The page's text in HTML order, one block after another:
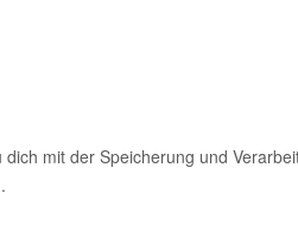
mit der Speicherung und